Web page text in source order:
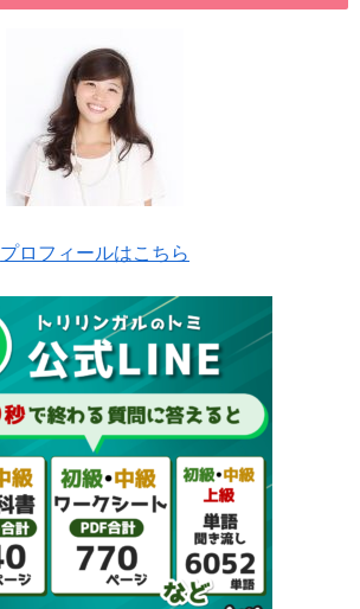
プロフィールはこちら